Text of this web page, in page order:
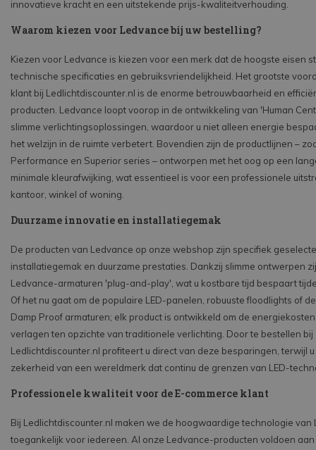
innovatieve kracht en een uitstekende prijs-kwaliteitverhouding.
Waarom kiezen voor Ledvance bij uw bestelling?
Kiezen voor Ledvance is kiezen voor een merk dat de hoogste eisen
technische specificaties en gebruiksvriendelijkheid. Het grootste
klant bij Ledlichtdiscounter.nl is de enorme betrouwbaarheid en
producten. Ledvance loopt voorop in de ontwikkeling van 'Human
slimme verlichtingsoplossingen, waardoor u niet alleen energie
het welzijn in de ruimte verbetert. Bovendien zijn de productlijnen –
Performance en Superior series – ontworpen met het oog op een
minimale kleurafwijking, wat essentieel is voor een professionele
kantoor, winkel of woning.
Duurzame innovatie en installatiegemak
De producten van Ledvance op onze webshop zijn specifiek
installatiegemak en duurzame prestaties. Dankzij slimme ontwerpen
Ledvance-armaturen 'plug-and-play', wat u kostbare tijd bespaart
Of het nu gaat om de populaire LED-panelen, robuuste floodlights of
Damp Proof armaturen; elk product is ontwikkeld om de
verlagen ten opzichte van traditionele verlichting. Door te bestellen bij
Ledlichtdiscounter.nl profiteert u direct van deze besparingen, terwijl
zekerheid van een wereldmerk dat continu de grenzen van LED-
Professionele kwaliteit voor de E-commerce klant
Bij Ledlichtdiscounter.nl maken we de hoogwaardige technologie van
toegankelijk voor iedereen. Al onze Ledvance-producten voldoen